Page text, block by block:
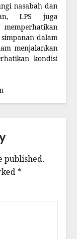
nasabah dan
LPS juga
dalam
menjalankan
kondisi
published.
*